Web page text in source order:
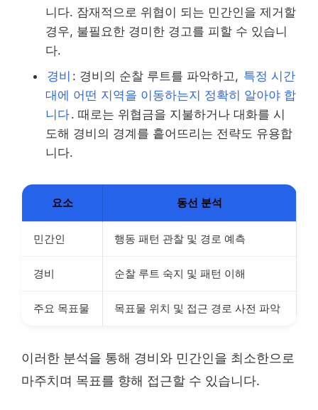
니다. 잠재적으로 위협이 되는 민간인을 제거할
경우, 불필요한 경미한 경고를 피할 수 있습니
다.
경비 : 경비의 순찰 루트를 파악하고, 특정 시간
대에 어떤 지역을 이동하는지 정확히 알아야 합
니다. 때로는 위협금을 지불하거나 대화를 시
도해 경비의 경계를 흩어뜨리는 전략도 유용합
니다.
요소 동선 분석
민간인 행동 패턴 관찰 및 경로 예측
경비 순찰 루트 숙지 및 패턴 이해
주요 목표물 목표물 위치 및 접근 경로 사전 파악
이러한 분석을 통해 경비와 민간인을 최소한으로
마주치며 목표를 향해 접근할 수 있습니다.